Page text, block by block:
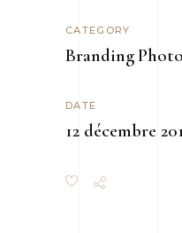
CATEGORY
BrandingPhoto
DATE
12 décembre